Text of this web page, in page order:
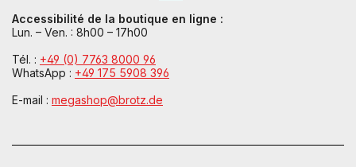
Accessibilité de la boutique en ligne :
Lun. – Ven. : 8h00 – 17h00
Tél. : +49 (0) 7763 8000 96
WhatsApp : +49 175 5908 396
E-mail : megashop@brotz.de